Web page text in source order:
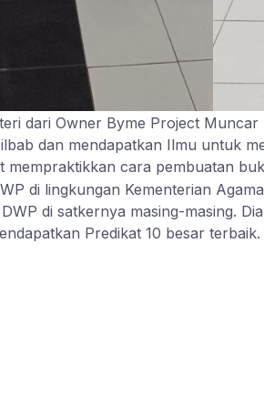
dari Owner Byme Project
dan mendapatkan Ilmu untuk
cara pembuatan
di lingkungan Kementerian
di satkernya masing-masing.
Predikat 10 besar terbaik.